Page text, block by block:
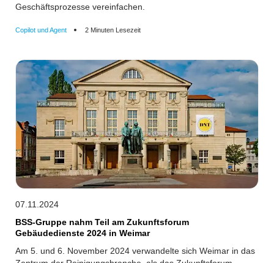
Geschäftsprozesse vereinfachen.
Copilot und Agent 2 Minuten Lesezeit
07.11.2024
BSS-Gruppe nahm Teil am Zukunftsforum
Gebäudedienste 2024 in Weimar
Am 5. und 6. November 2024 verwandelte sich Weimar in das